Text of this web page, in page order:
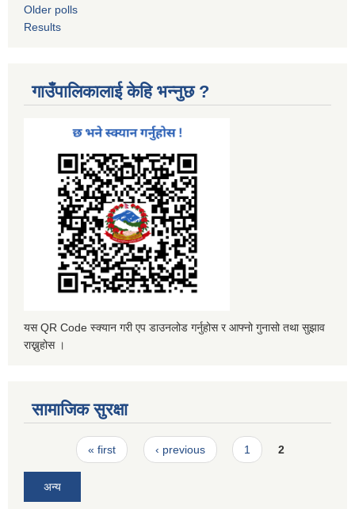
Older polls
Results
गाउँपालिकालाई केहि भन्नुछ ?
यस QR Code स्क्यान गरी एप डाउनलोड गर्नुहोस र आफ्नो गुनासो तथा सुझाव
राख्नुहोस ।
सामाजिक सुरक्षा
Pages« first ‹ previous 1 2
अन्य